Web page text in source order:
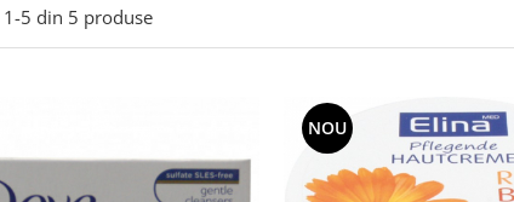
1-5 din 5 produse
NOU